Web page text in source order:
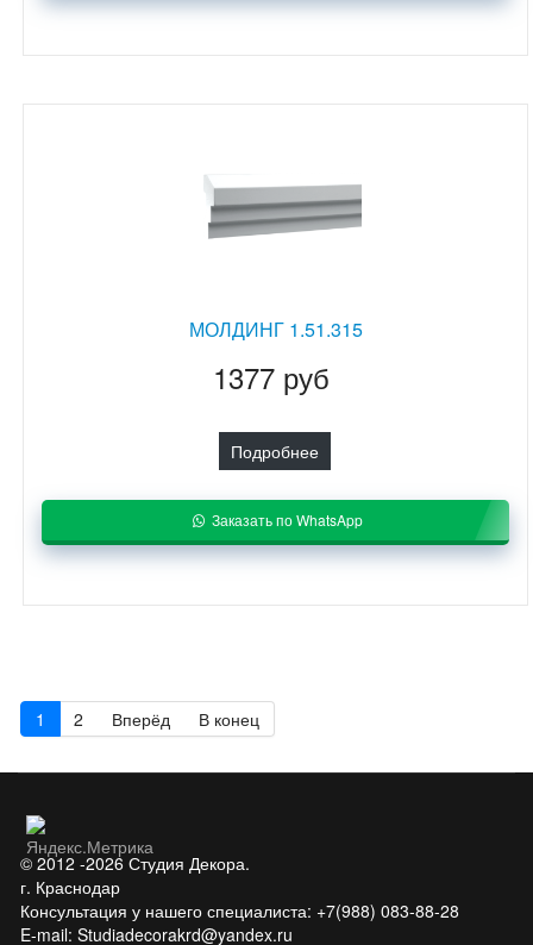
МОЛДИНГ 1.51.315
1377 руб
Подробнее
Заказать по WhatsApp
1 2 Вперёд В конец
© 2012 -2026 Студия Декора.
г. Краснодар
Консультация у нашего специалиста: +7(988) 083-88-28
E-mail: Studiadecorakrd@yandex.ru